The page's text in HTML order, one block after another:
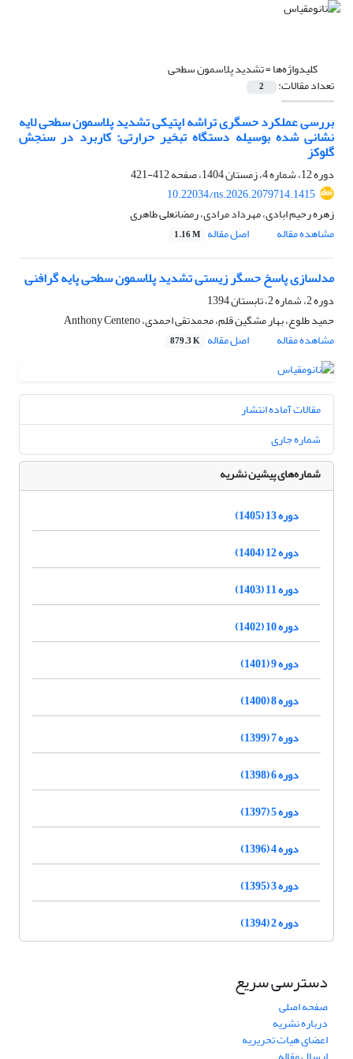
کلیدواژه‌ها =تشدید پلاسمون سطحی
تعداد مقالات: 2
بررسی عملکرد حسگری تراشه اپتیکی تشدید پلاسمون سطحی لایه
‎نشانی شده بوسیله دستگاه تبخیر حرارتی: کاربرد در سنجش
گلوکز
دوره 12، شماره 4، زمستان 1404، صفحه
412-421
10.22034/ns.2026.2079714.1415
زهره رحیم ابادی، مهرداد مرادی، رمضانعلی طاهری
مشاهده مقاله
اصل مقاله 1.16 M
مدلسازی پاسخ حسگر زیستی تشدید پلاسمون سطحی پایه گرافنی
دوره 2، شماره 2، تابستان 1394
حمید طلوع، بهار مشگین قلم، محمدتقی احمدی، Anthony Centeno
مشاهده مقاله
اصل مقاله 879.3 K
مقالات آماده انتشار
شماره جاری
شماره‌های پیشین نشریه
دوره 13 (1405)
دوره 12 (1404)
دوره 11 (1403)
دوره 10 (1402)
دوره 9 (1401)
دوره 8 (1400)
دوره 7 (1399)
دوره 6 (1398)
دوره 5 (1397)
دوره 4 (1396)
دوره 3 (1395)
دوره 2 (1394)
دسترسی سریع
صفحه اصلی
درباره نشریه
اعضای هیات تحریریه